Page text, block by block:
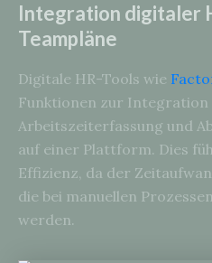
Integration digitaler
Teampläne
Digitale HR-Tools wie
Funktionen zur Integration
Arbeitszeiterfassung und
auf einer Plattform. Dies
Effizienz, da der
die bei manuellen
werden.